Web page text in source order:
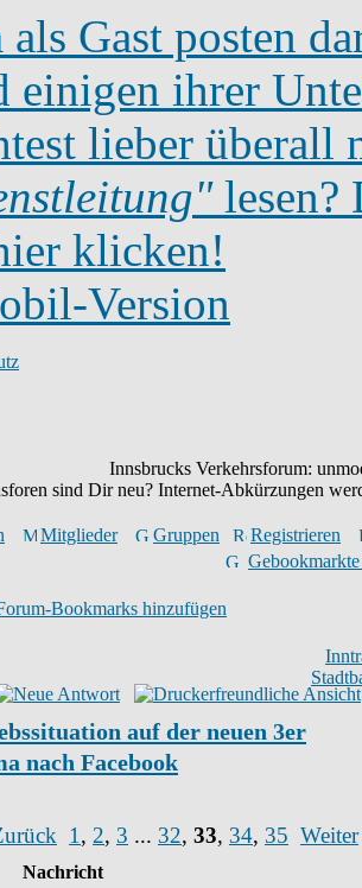
Gast posten
einigen ihrer
lieber überall
lesen?
klicken!
Version
Innsbrucks Verkehrsforum:
sind Dir neu? Internet-Abkürzungen
Mitglieder Gruppen
Registrieren
Bookmarks hinzufügen
auf der neuen 3er
1 , 2, 3 ... 32, 33, 34, 35 Weiter
Nachricht